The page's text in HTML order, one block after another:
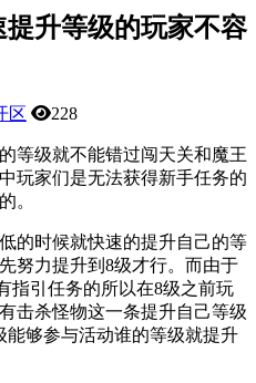
升等级的玩家不容
区 228
等级就不能错过闯天关和魔王
玩家们是无法获得新手任务的
。
的时候就快速的提升自己的等
努力提升到8级才行。而由于
指引任务的所以在8级之前玩
击杀怪物这一条提升自己等级
能够参与活动谁的等级就提升